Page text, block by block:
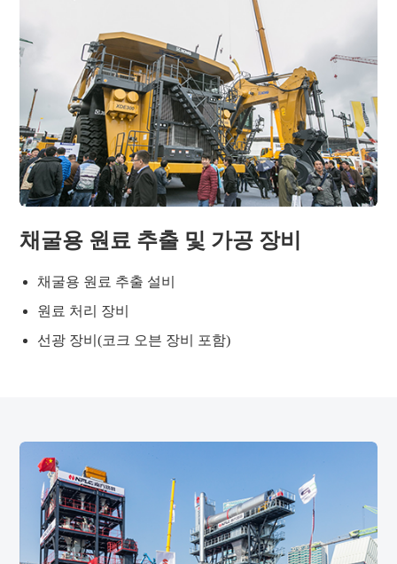
채굴용 원료 추출 및 가공 장비
채굴용 원료 추출 설비
원료 처리 장비
선광 장비(코크 오븐 장비 포함)